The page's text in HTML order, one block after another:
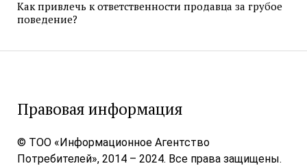
Как привлечь к ответственности продавца за грубое
поведение?
Правовая информация
© ТОО «Информационное Агентство
Потребителей», 2014 – 2024. Все права защищены.